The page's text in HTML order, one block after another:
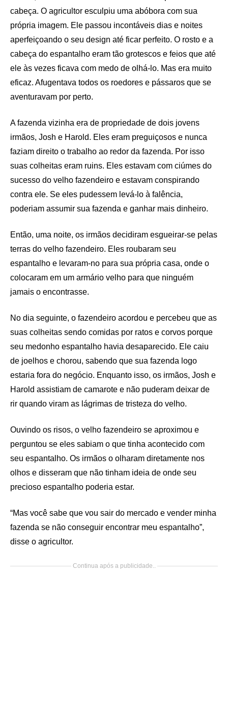
cabeça. O agricultor esculpiu uma abóbora com sua
própria imagem. Ele passou incontáveis ​​dias e noites
aperfeiçoando o seu design até ficar perfeito. O rosto e a
cabeça do espantalho eram tão grotescos e feios que até
ele às vezes ficava com medo de olhá-lo. Mas era muito
eficaz. Afugentava todos os roedores e pássaros que se
aventuravam por perto.
A fazenda vizinha era de propriedade de dois jovens
irmãos, Josh e Harold. Eles eram preguiçosos e nunca
faziam direito o trabalho ao redor da fazenda. Por isso
suas colheitas eram ruins. Eles estavam com ciúmes do
sucesso do velho fazendeiro e estavam conspirando
contra ele. Se eles pudessem levá-lo à falência,
poderiam assumir sua fazenda e ganhar mais dinheiro.
Então, uma noite, os irmãos decidiram esgueirar-se pelas
terras do velho fazendeiro. Eles roubaram seu
espantalho e levaram-no para sua própria casa, onde o
colocaram em um armário velho para que ninguém
jamais o encontrasse.
No dia seguinte, o fazendeiro acordou e percebeu que as
suas colheitas sendo comidas por ratos e corvos porque
seu medonho espantalho havia desaparecido. Ele caiu
de joelhos e chorou, sabendo que sua fazenda logo
estaria fora do negócio. Enquanto isso, os irmãos, Josh e
Harold assistiam de camarote e não puderam deixar de
rir quando viram as lágrimas de tristeza do velho.
Ouvindo os risos, o velho fazendeiro se aproximou e
perguntou se eles sabiam o que tinha acontecido com
seu espantalho. Os irmãos o olharam diretamente nos
olhos e disseram que não tinham ideia de onde seu
precioso espantalho poderia estar.
“Mas você sabe que vou sair do mercado e vender minha
fazenda se não conseguir encontrar meu espantalho”,
disse o agricultor.
Continua após a publicidade..